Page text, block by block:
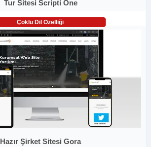
Tur Sitesi Scripti One
Çoklu Dil Özelliği
Hazır Şirket Sitesi Gora